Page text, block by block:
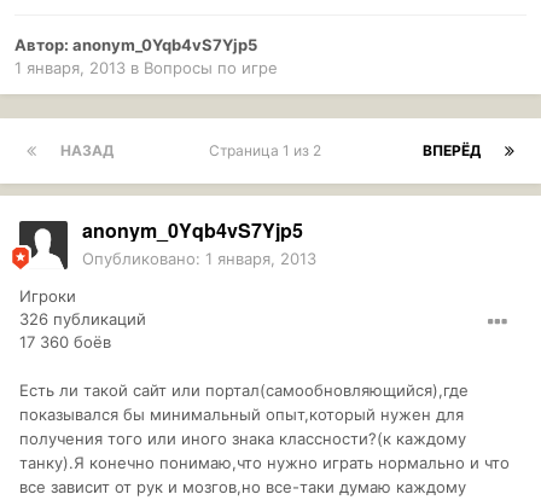
Автор: anonym_0Yqb4vS7Yjp5
1 января, 2013 в Вопросы по игре
НАЗАД ВПЕРЁД
Страница 1 из 2
anonym_0Yqb4vS7Yjp5
Опубликовано: 1 января, 2013
Игроки
326 публикаций
17 360 боёв
Есть ли такой сайт или портал(самообновляющийся),где
показывался бы минимальный опыт,который нужен для
получения того или иного знака классности?(к каждому
танку).Я конечно понимаю,что нужно играть нормально и что
все зависит от рук и мозгов,но все-таки думаю каждому